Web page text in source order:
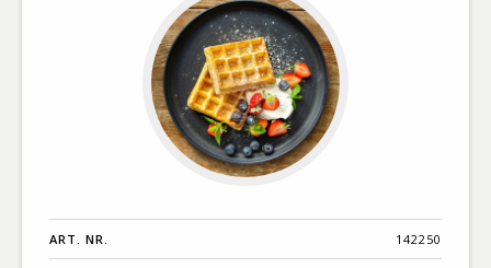
ART. NR. 142250